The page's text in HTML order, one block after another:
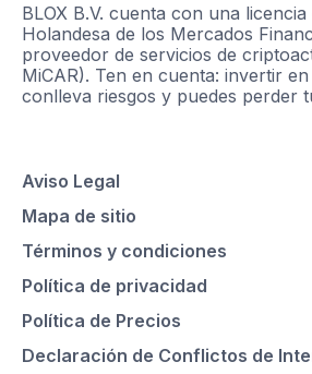
BLOX B.V. cuenta con una
Holandesa de los Mercados
proveedor de servicios de
MiCAR). Ten en cuenta: invertir
conlleva riesgos y puedes perder
Aviso Legal
Mapa de sitio
Términos y condiciones
Política de privacidad
Política de Precios
Declaración de Conflictos de